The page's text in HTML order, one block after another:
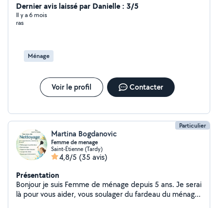
discrétion assurée. N'hésitez pas à me contacter
Dernier avis laissé par Danielle : 3/5
Il y a 6 mois
ras
Ménage
Voir le profil Contacter
Particulier
Martina Bogdanovic
Femme de menage
Saint-Étienne (Tardy)
4,8/5 (35 avis)
Présentation
Bonjour je suis Femme de ménage depuis 5 ans. Je serai
là pour vous aider, vous soulager du fardeau du ménage